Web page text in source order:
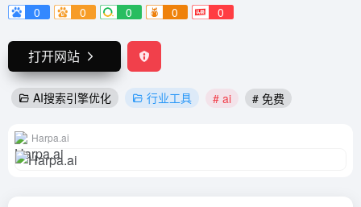
0
0 0 0 0
打开网站
AI搜索引擎优化 行业工具 # ai # 免费
Harpa.ai